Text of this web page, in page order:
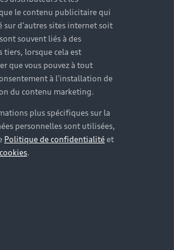
le contenu publicitaire qui
sur d'autres sites internet soit
souvent liés à des
lorsque cela est
que vous pouvez à tout
à l'installation de
du contenu marketing.
plus spécifiques sur la
personnelles sont utilisées,
Politique de confidentialitéet
.